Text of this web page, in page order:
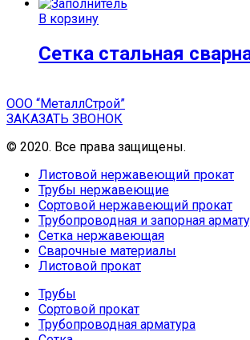
В корзину
Сетка стальная
ООО “МеталлСтрой”
ЗАКАЗАТЬ ЗВОНОК
© 2020. Все права защищены.
Листовой нержавеющий прокат
Трубы нержавеющие
Сортовой нержавеющий прокат
Трубопроводная и запорная
Сетка нержавеющая
Сварочные материалы
Листовой прокат
Трубы
Сортовой прокат
Трубопроводная арматура